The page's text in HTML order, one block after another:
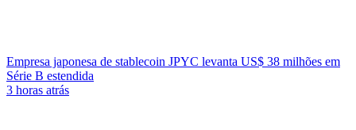
Empresa japonesa de stablecoin JPYC levanta US$ 38 milhões em
Série B estendida
3 horas atrás